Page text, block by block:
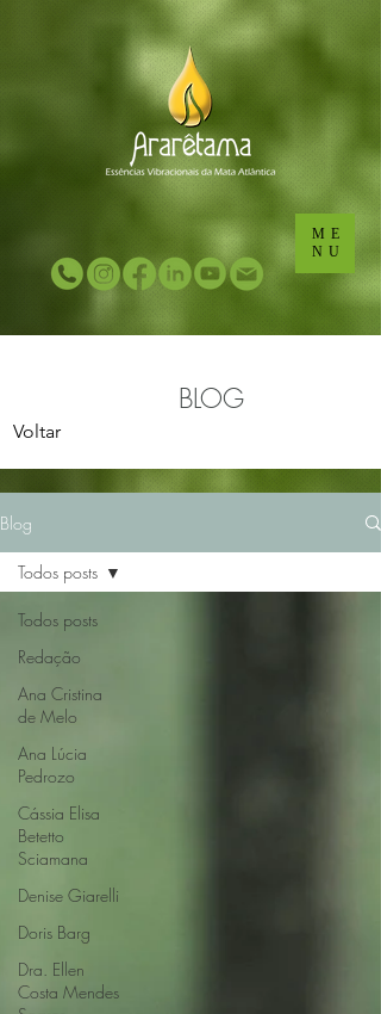
ME
NU
Voltar
BLOG
Blog
Todos posts
Redação
Ana Cristina
de Melo
Ana Lúcia
Pedrozo
Cássia Elisa
Betetto
Sciamana
Denise Giarelli
Doris Barg
Dra. Ellen
Costa Mendes
Todos posts